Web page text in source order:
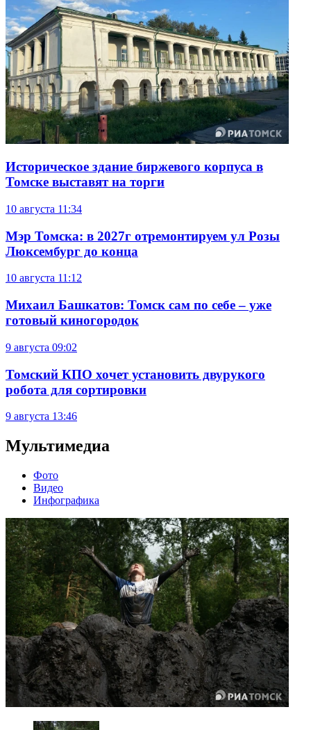
Историческое здание биржевого корпуса в
Томске выставят на торги
10 августа 11:34
Мэр Томска: в 2027г отремонтируем ул Розы
Люксембург до конца
10 августа 11:12
Михаил Башкатов: Томск сам по себе – уже
готовый киногородок
9 августа 09:02
Томский КПО хочет установить двурукого
робота для сортировки
9 августа 13:46
Мультимедиа
Фото
Видео
Инфографика